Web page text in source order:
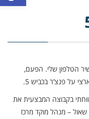
הטלפון שלי. הפעם,
על פנצ’ר בכביש 5.
בקבוצה המבצעית את
שאול – מנהל מוקד מרכז